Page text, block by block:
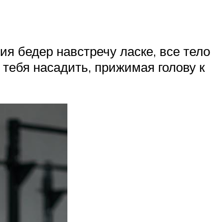
бедер навстречу ласке, все тело
насадить, прижимая голову к